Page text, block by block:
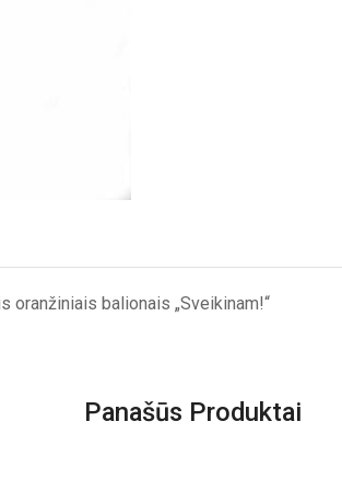
balionais „Sveikinam!“
Panašūs Produktai